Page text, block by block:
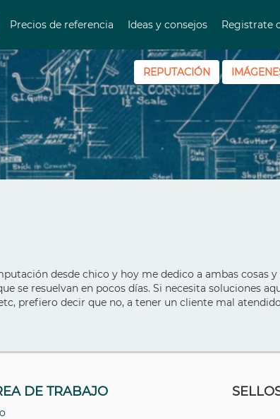
Precios de referencia Ideas y consejos Registrate
REPUTACIÓN
desde chico y hoy me dedico a ambas cosas
se resuelvan en pocos días. Si necesita soluciones
prefiero decir que no, a tener un cliente mal
DE TRABAJO